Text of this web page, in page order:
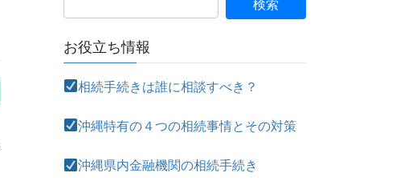
お役立ち情報
相続手続きは誰に相談すべき？
沖縄特有の４つの相続事情とその対策
沖縄県内金融機関の相続手続き